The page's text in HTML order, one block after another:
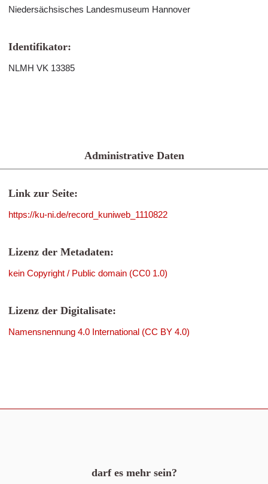
Niedersächsisches Landesmuseum Hannover
Identifikator:
NLMH VK 13385
Administrative Daten
Link zur Seite:
https://ku-ni.de/record_kuniweb_1110822
Lizenz der Metadaten:
kein Copyright / Public domain (CC0 1.0)
Lizenz der Digitalisate:
Namensnennung 4.0 International (CC BY 4.0)
darf es mehr sein?